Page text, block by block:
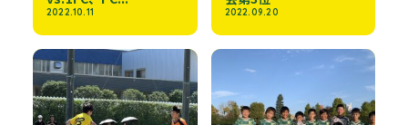
2022.10.11 2022.09.20